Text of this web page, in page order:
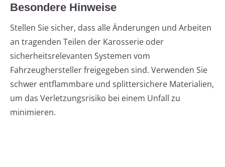
Besondere Hinweise
Stellen Sie sicher, dass alle Änderungen und Arbeiten
an tragenden Teilen der Karosserie oder
sicherheitsrelevanten Systemen vom
Fahrzeughersteller freigegeben sind. Verwenden Sie
schwer entflammbare und splittersichere Materialien,
um das Verletzungsrisiko bei einem Unfall zu
minimieren.